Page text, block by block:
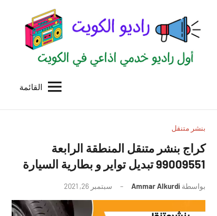
المحتوى
الكويت
للاعلانات
بالكويت
القائمة
بنشر متنقل
كراج بنشر متنقل المنطقة الرابعة
99009551‬ تبديل تواير و بطارية السيارة
بواسطة Ammar Alkurdi سبتمبر 26, 2021
توجد
تعليقات